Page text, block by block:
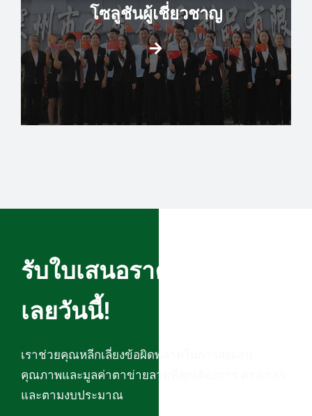
โซลูชันผู้เชี่ยวชาญ
รับใบเสนอราคาที่แม่นยำ
เลยวันนี้!
เราช่วยคุณหลีกเลี่ยงข้อผิดพลาดในการส่งมอบ
คุณภาพและมูลค่าตาข่ายลวดที่คุณต้องการ ตรงเวลา
และตามงบประมาณ